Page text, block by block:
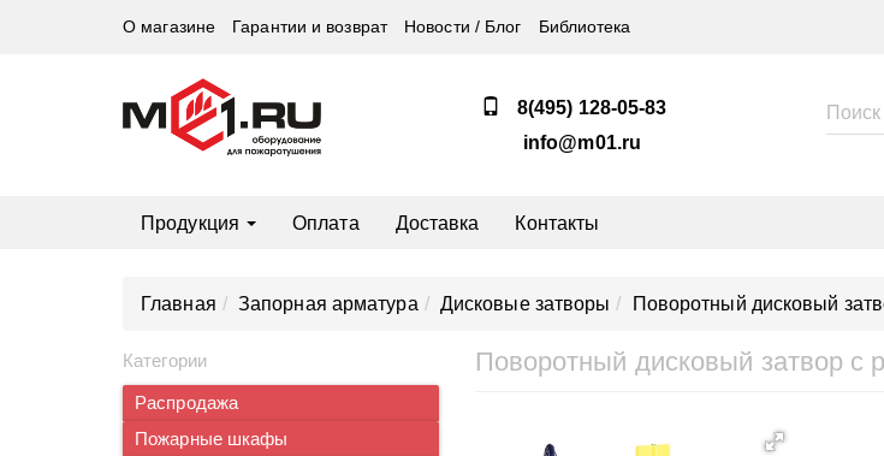
О магазине Гарантии и возврат Новости / Блог Библиотека
8(495) 128-05-83
info@m01.ru
Продукция Оплата Доставка Контакты
Главная Запорная арматура Дисковые затворы Поворотный дисковый
Категории
Распродажа
Пожарные шкафы
Поворотный дисковый затвор с